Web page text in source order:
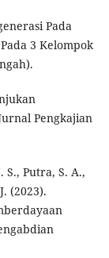
Pada
3 Kelompok
Pengkajian
Putra, S. A.,
(2023).